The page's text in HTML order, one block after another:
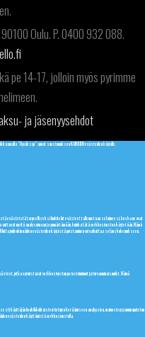
90100 Oulu. P. 0400 932 088.
pe 14-17, jolloin myös pyrimme
ja jäsenyysehdot
"Hyväksyn" annat suostumuksen KAIKKIEN evästeiden käytölle.
evästeistä tarpeelliseksi luokitelut evästeet tallennetaan selaimeesi, koska ne ovat
auttavat meitä analysoimaan ja ymmärtämään, kuinka tätä verkkosivustoa käytetään. Nämä
joidenkin näiden evästeiden käytöstä poistaminen voi vaikuttaa selauskokemukseen.
jotka varmistavat verkkosivuston perustoiminnot ja turvaominaisuudet. Nämä
käyttäjän henkilökohtaisten tietojen keräämiseen analyysien, mainosten ja muun upotetun
evästeiden käyttämistä verkkosivustolla.